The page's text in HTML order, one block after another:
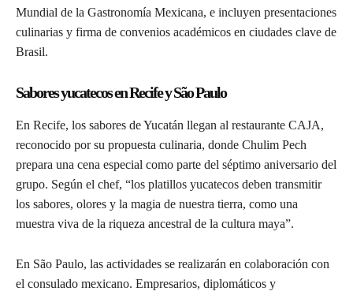
Mundial de la Gastronomía Mexicana, e incluyen presentaciones
culinarias y firma de convenios académicos en ciudades clave de
Brasil.
Sabores yucatecos en Recife y São Paulo
En Recife, los sabores de Yucatán llegan al restaurante CAJA,
reconocido por su propuesta culinaria, donde Chulim Pech
prepara una cena especial como parte del séptimo aniversario del
grupo. Según el chef, “los platillos yucatecos deben transmitir
los sabores, olores y la magia de nuestra tierra, como una
muestra viva de la riqueza ancestral de la cultura maya”.
En São Paulo, las actividades se realizarán en colaboración con
el consulado mexicano. Empresarios, diplomáticos y